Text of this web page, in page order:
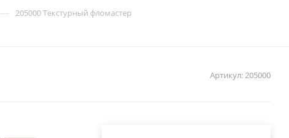
— 205000 Текстурный фломастер
Артикул:205000